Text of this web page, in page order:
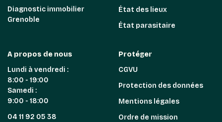
Diagnostic immobilier
Grenoble
État des lieux
État parasitaire
A propos de nous
Lundi à vendredi :
8:00 - 19:00
Samedi :
9:00 - 18:00
04 11 92 05 38
Protéger
CGVU
Protection des données
Mentions légales
Ordre de mission